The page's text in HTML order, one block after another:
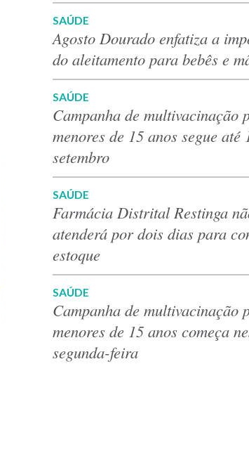
SAÚDE
Agosto Dourado enfatiza a
do aleitamento para bebês e
SAÚDE
Campanha de multivacinação
menores de 15 anos segue até
setembro
SAÚDE
Farmácia Distrital Restinga
atenderá por dois dias para
estoque
SAÚDE
Campanha de multivacinação
menores de 15 anos começa
segunda-feira